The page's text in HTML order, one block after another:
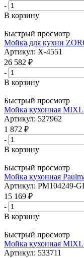
-
В корзину
Быстрый просмотр
Мойка для кухни
Артикул: X-4551
26 582 ₽
-
В корзину
Быстрый просмотр
Мойка кухонная
Артикул: 527962
1 872 ₽
-
В корзину
Быстрый просмотр
Мойка кухонная
Артикул: PM104249-
15 169 ₽
-
В корзину
Быстрый просмотр
Мойка кухонная
Артикул: 533711